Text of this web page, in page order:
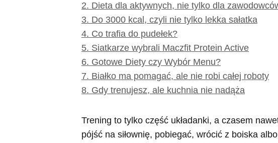
2. Dieta dla aktywnych, nie tylko dla
3. Do 3000 kcal, czyli nie tylko lekka sałatka
4. Co trafia do pudełek?
5. Siatkarze wybrali Maczfit Protein Active
6. Gotowe Diety czy Wybór Menu?
7. Białko ma pomagać, ale nie robi całej roboty
8. Gdy trenujesz, ale kuchnia nie nadąża
Trening to tylko część układanki, a czasem
pójść na siłownię, pobiegać, wrócić z boiska